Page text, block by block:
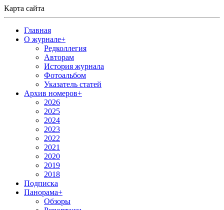
Карта сайта
Главная
О журнале+
Редколлегия
Авторам
История журнала
Фотоальбом
Указатель статей
Архив номеров+
2026
2025
2024
2023
2022
2021
2020
2019
2018
Подписка
Панорама+
Обзоры